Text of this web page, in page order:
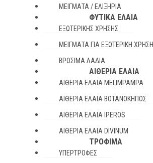
ΜΕΊΓΜΑΤΑ / ΕΛΙΞΉΡΙΑ
ΦΥΤΙΚΆ ΈΛΑΙΑ
ΕΞΩΤΕΡΙΚΉΣ ΧΡΉΣΗΣ
ΜΕΊΓΜΑΤΑ ΓΙΑ ΕΞΩΤΕΡΙΚΉ ΧΡΉΣΗ
ΒΡΏΣΙΜΑ ΛΆΔΙΑ
ΑΙΘΈΡΙΑ ΈΛΑΙΑ
ΑΙΘΈΡΙΑ ΈΛΑΙΑ MELIMPAMPA
ΑΙΘΈΡΙΑ ΈΛΑΙΑ ΒΟΤΑΝΌΚΗΠΟΣ
ΑΙΘΈΡΙΑ ΈΛΑΙΑ IPEROS
ΑΙΘΈΡΙΑ ΈΛΑΙΑ DIVINUM
ΤΡΌΦΙΜΑ
ΥΠΕΡΤΡΟΦΈΣ